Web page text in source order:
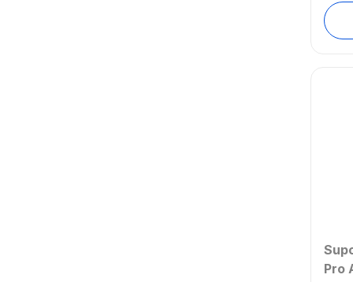
Pro